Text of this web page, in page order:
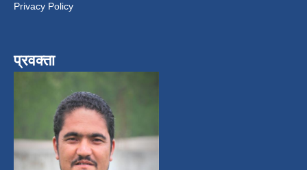
Privacy Policy
प्रवक्ता